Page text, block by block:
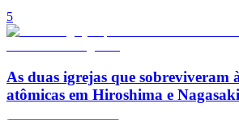
5
As duas igrejas que sobreviveram
atômicas em Hiroshima e Nagasaki